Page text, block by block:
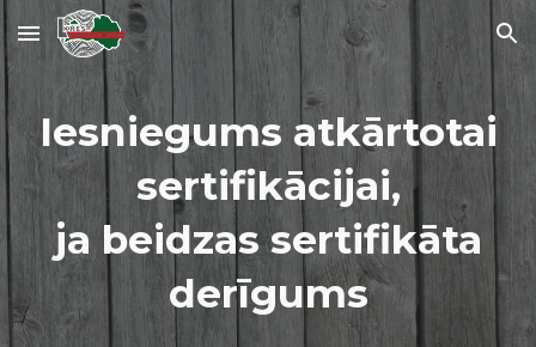
Skip to main content Skip to navigation
Iesniegums atkārtotai
sertifikācijai,
ja beidzas sertifikāta
derīgums